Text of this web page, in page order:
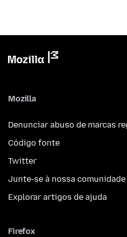
Mozilla
Denunciar abuso de marcas
Código fonte
Twitter
Junte-se à nossa comunidade
Explorar artigos de ajuda
Firefox